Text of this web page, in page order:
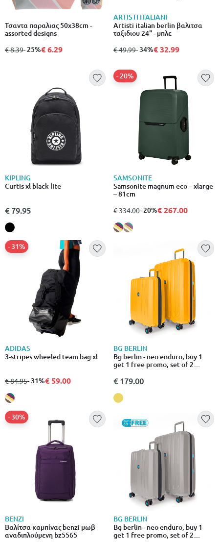
Τσαντα παραλιας 50x38cm -
assorted designs
από
€ 8.39σε
- 25%€ 6.29
ARTISTI ITALIANI
Artisti italian berlin βαλιτσα
ταξιδιου 24" - μπλε
από
€ 49.99σε
- 34%€ 32.99
KIPLING
Curtis xl black lite
€ 79.95
SAMSONITE
Samsonite magnum eco – xlarge
– 81cm
από
€ 334.00σε
- 20%
- 20%€ 267.00
ADIDAS
3-stripes wheeled team bag xl
από
€ 84.95σε
- 31%
- 31%€ 59.00
BG BERLIN
Bg berlin - neo enduro, buy 1
get 1 free promo, set of 2
€ 179.00
BENZI
Βαλίτσα καμπίνας benzi μωβ
αναδιπλούμενη bz5565
- 30%
BG BERLIN
Bg berlin - neo enduro, buy 1
get 1 free promo, set of 2